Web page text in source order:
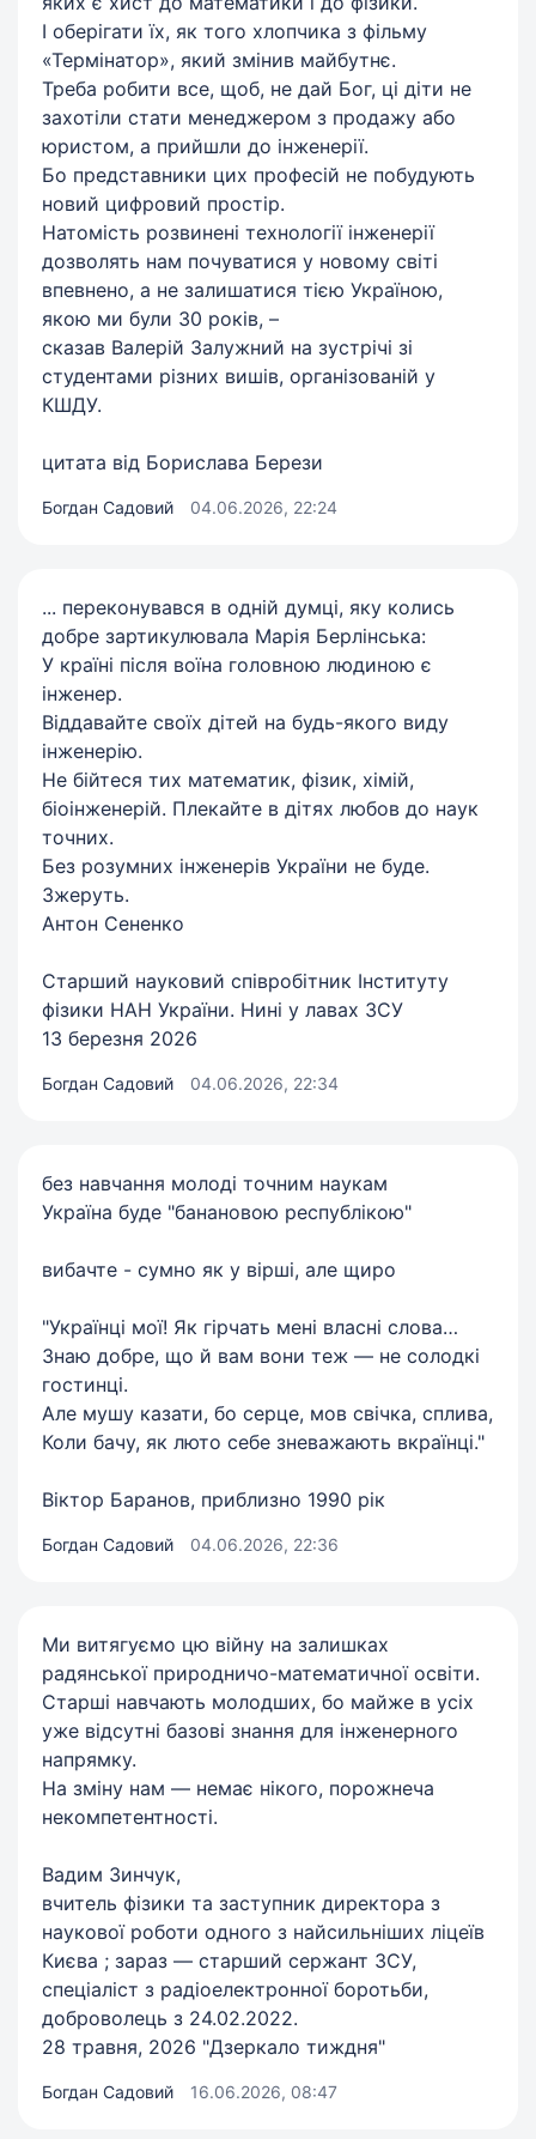
І оберігати їх, як того хлопчика з фільму
«Термінатор», який змінив майбутнє.
Треба робити все, щоб, не дай Бог, ці діти не
захотіли стати менеджером з продажу або
юристом, а прийшли до інженерії.
Бо представники цих професій не побудують
новий цифровий простір.
Натомість розвинені технології інженерії
дозволять нам почуватися у новому світі
впевнено, а не залишатися тією Україною,
якою ми були 30 років, –
сказав Валерій Залужний на зустрічі зі
студентами різних вишів, організованій у
КШДУ.
цитата від Борислава Берези
Богдан Садовий 04.06.2026, 22:24
... переконувався в одній думці, яку колись
добре зартикулювала Марія Берлінська:
У країні після воїна головною людиною є
інженер.
Віддавайте своїх дітей на будь-якого виду
інженерію.
Не бійтеся тих математик, фізик, хімій,
біоінженерій. Плекайте в дітях любов до наук
точних.
Без розумних інженерів України не буде.
Зжеруть.
Антон Сененко
Старший науковий співробітник Інституту
фізики НАН України. Нині у лавах ЗСУ
13 березня 2026
Богдан Садовий 04.06.2026, 22:34
без навчання молоді точним наукам
Україна буде "банановою республікою"
вибачте - сумно як у вірші, але щиро
"Українці мої! Як гірчать мені власні слова…
Знаю добре, що й вам вони теж — не солодкі
гостинці.
Але мушу казати, бо серце, мов свічка, сплива,
Коли бачу, як люто себе зневажають вкраїнці."
Віктор Баранов, приблизно 1990 рік
Богдан Садовий 04.06.2026, 22:36
Ми витягуємо цю війну на залишках
радянської природничо-математичної освіти.
Старші навчають молодших, бо майже в усіх
уже відсутні базові знання для інженерного
напрямку.
На зміну нам — немає нікого, порожнеча
некомпетентності.
Вадим Зинчук,
вчитель фізики та заступник директора з
наукової роботи одного з найсильніших ліцеїв
Києва ; зараз — старший сержант ЗСУ,
спеціаліст з радіоелектронної боротьби,
доброволець з 24.02.2022.
28 травня, 2026 "Дзеркало тиждня"
Богдан Садовий 16.06.2026, 08:47